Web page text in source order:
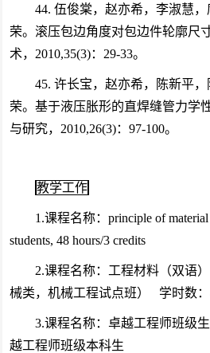
44. 伍俊棠，赵亦希，李淑慧
荣。滚压包边角度对包边件轮廓尺
术，2010,35(3)：29-33。
45. 许长宝，赵亦希，陈新平
荣。基于液压胀形的直焊缝管力学
与研究，2010,26(3)：97-100。
教学工作
1.课程名称：principle of
students, 48 hours/3 credits
2.课程名称：工程材料（双语
械类，机械工程试点班） 学时数
3.课程名称：卓越工程师班级
越工程师班级本科生